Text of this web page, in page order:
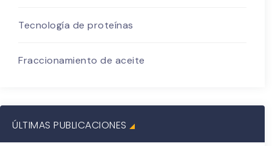
Tecnología de proteínas
Fraccionamiento de aceite
ÚLTIMAS PUBLICACIONES